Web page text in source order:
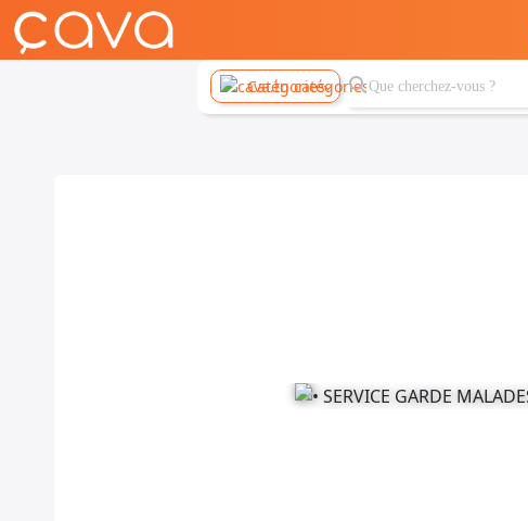
Catégories